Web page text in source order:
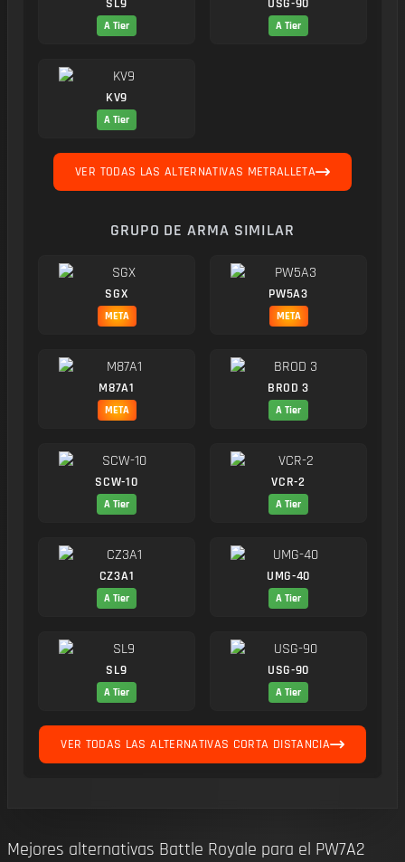
A Tier A Tier
KV9
A Tier
VER TODAS LAS ALTERNATIVAS METRALLETA
GRUPO DE ARMA SIMILAR
SGX
META
PW5A3
META
M87A1
META
BROD 3
A Tier
SCW-10
A Tier
VCR-2
A Tier
CZ3A1
A Tier
UMG-40
A Tier
SL9
A Tier
USG-90
A Tier
VER TODAS LAS ALTERNATIVAS CORTA DISTANCIA
Mejores alternativas Battle Royale para el PW7A2